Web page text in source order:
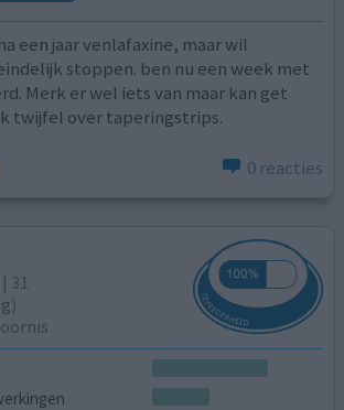
een jaar venlafaxine, maar wil
stoppen. ben nu een week met
Merk er wel iets van maar kan get
twijfel over taperingstrips.
0 reacties
31